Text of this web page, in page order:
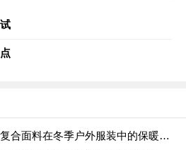
英杰：压花摇粒绒三层复合面料在冬季户外服装中的保暖性能优化研究